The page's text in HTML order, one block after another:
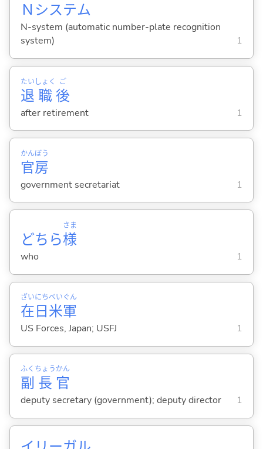
Ｎ システム
N-system (automatic number-plate recognition
system)
1
退
たい
職
しょく
後
ご
after retirement 1
官
かん
房
ぼう
government secretariat 1
どちら様
さま
who 1
在
ざい
日
にち
米
べい
軍
ぐん
US Forces, Japan; USFJ 1
副
ふく
長
ちょう
官
かん
deputy secretary (government); deputy director 1